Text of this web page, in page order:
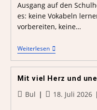
Ausgang auf den
es: keine Vokabeln
vorbereiten, keine…
Weiterlesen
Mit viel Herz und
Bul 18. Juli 2026